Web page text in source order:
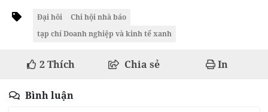
Đại hôi
Chi hội nhà báo
tạp chí Doanh nghiệp và kinh tế xanh
2Thích Chia sẻ In
Bình luận